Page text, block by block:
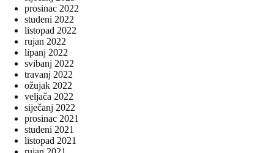
prosinac 2022
studeni 2022
listopad 2022
rujan 2022
lipanj 2022
svibanj 2022
travanj 2022
ožujak 2022
veljača 2022
siječanj 2022
prosinac 2021
studeni 2021
listopad 2021